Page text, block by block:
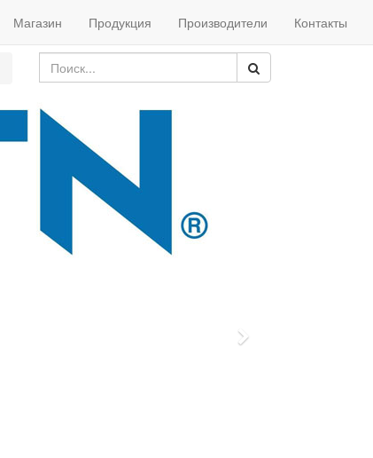
Магазин Продукция Производители Контакты
Next